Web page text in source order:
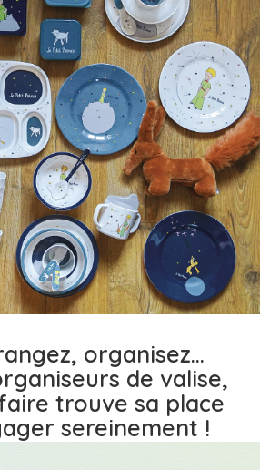
organisez…
de valise,
trouve sa place
sereinement !